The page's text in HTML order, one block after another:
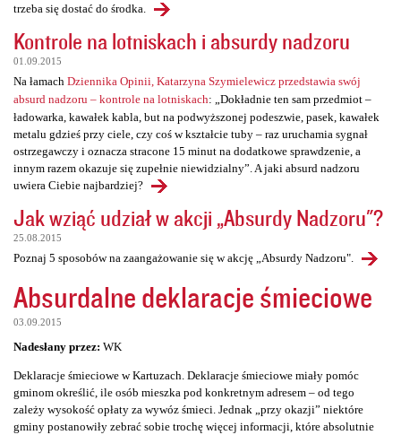
trzeba się dostać do środka.
Kontrole na lotniskach i absurdy nadzoru
01.09.2015
Na łamach Dziennika Opinii, Katarzyna Szymielewicz przedstawia swój
absurd nadzoru – kontrole na lotniskach: „Dokładnie ten sam przedmiot –
ładowarka, kawałek kabla, but na podwyższonej podeszwie, pasek, kawałek
metalu gdzieś przy ciele, czy coś w kształcie tuby – raz uruchamia sygnał
ostrzegawczy i oznacza stracone 15 minut na dodatkowe sprawdzenie, a
innym razem okazuje się zupełnie niewidzialny”. A jaki absurd nadzoru
uwiera Ciebie najbardziej?
Jak wziąć udział w akcji „Absurdy Nadzoru"?
25.08.2015
Poznaj 5 sposobów na zaangażowanie się w akcję „Absurdy Nadzoru".
Absurdalne deklaracje śmieciowe
03.09.2015
Nadesłany przez: WK
Deklaracje śmieciowe w Kartuzach. Deklaracje śmieciowe miały pomóc
gminom określić, ile osób mieszka pod konkretnym adresem – od tego
zależy wysokość opłaty za wywóz śmieci. Jednak „przy okazji” niektóre
gminy postanowiły zebrać sobie trochę więcej informacji, które absolutnie